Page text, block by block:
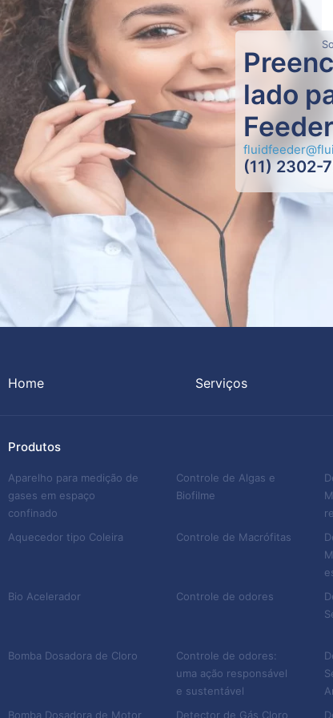
lado
(11) 2302-
Home Serviços
Produtos
Aparelho para medição de
gases em espaço
confinado
Aquecedor tipo Coleira
Bio Acelerador
Bomba Dosadora de Cloro
Bomba Dosadora de Motor
Controle de Algas e
Biofilme
Controle de Macrófitas
Controle de odores
Controle de odores:
uma ação responsável
e sustentável
Detector de Gás Cloro